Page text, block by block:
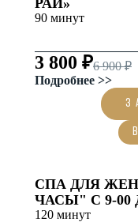
РАЙ»
90 минут
3 800 ₽6 900 ₽
Подробнее >>
СПА ДЛЯ
ЧАСЫ" С 9-00
120 минут